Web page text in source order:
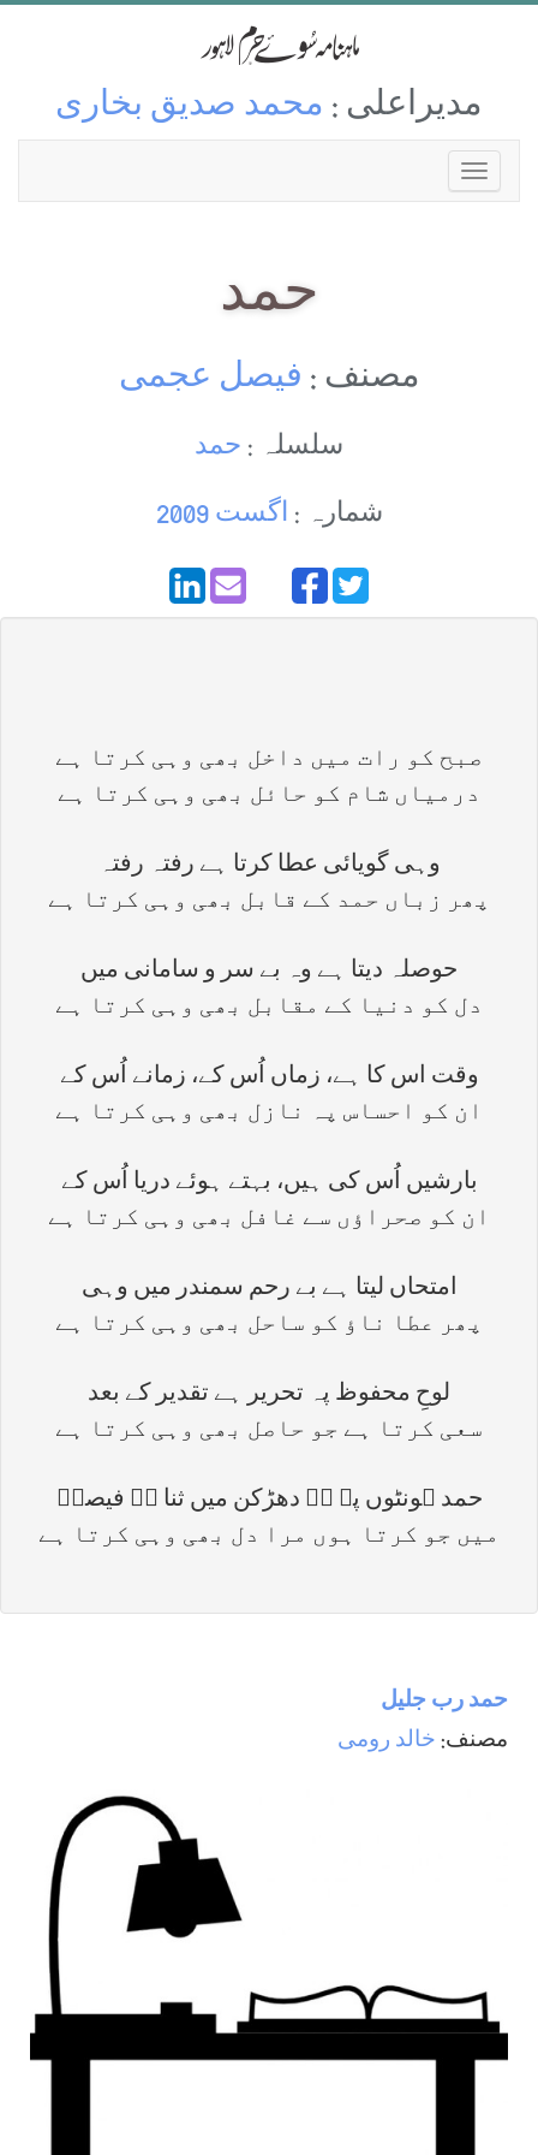
مدیراعلی : محمد صدیق بخاری
حمد
مصنف : فیصل عجمی
سلسلہ : حمد
شمارہ : اگست 2009
صبح کو رات میں داخل بھی وہی کرتا ہے
درمیاں شام کو حائل بھی وہی کرتا ہے
وہی گویائی عطا کرتا ہے رفتہ رفتہ
پھر زباں حمد کے قابل بھی وہی کرتا ہے
حوصلہ دیتا ہے وہ بے سر و سامانی میں
دل کو دنیا کے مقابل بھی وہی کرتا ہے
وقت اس کا ہے، زماں اُس کے، زمانے اُس کے
ان کو احساس پہ نازل بھی وہی کرتا ہے
بارشیں اُس کی ہیں، بہتے ہوئے دریا اُس کے
ان کو صحراؤں سے غافل بھی وہی کرتا ہے
امتحاں لیتا ہے بے رحم سمندر میں وہی
پھر عطا ناؤ کو ساحل بھی وہی کرتا ہے
لوحِ محفوظ پہ تحریر ہے تقدیر کے بعد
سعی کرتا ہے جو حاصل بھی وہی کرتا ہے
حمد ہونٹوں پہ ہے دھڑکن میں ثنا ہے فیصلؔ
میں جو کرتا ہوں مرا دل بھی وہی کرتا ہے
حمد رب جليل
مصنف: خالد رومی